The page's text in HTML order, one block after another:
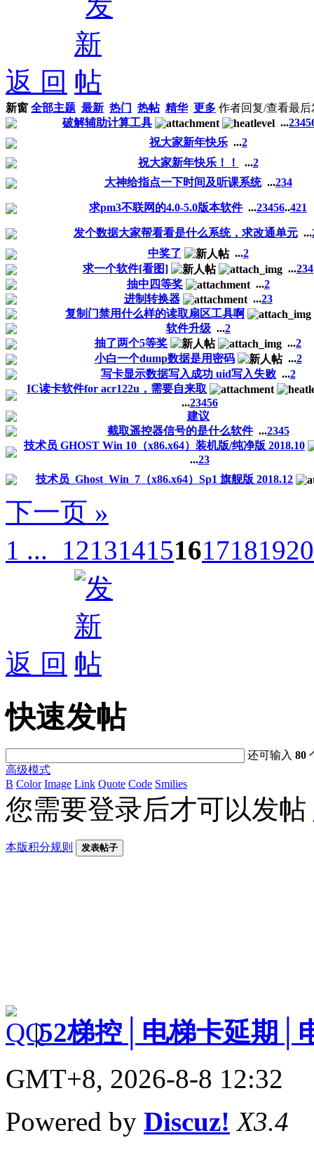
返 回
新窗 全部主题 最新 热门 热帖 精华 更多 作者回复/查看最后
破解辅助计算工具
...2345
祝大家新年快乐 ...2
祝大家新年快乐！！
...2
大神给指点一下时间及听课系统 ...234
求pm3不联网的4.0-5.0版本软件 ...23456..421
发个数据大家帮看看是什么系统，求改通单元 ...
中奖了
...2
求一个软件[看图]
...234
抽中四等奖
...2
进制转换器
...23
复制门禁用什么样的读取扇区工具啊
软件升级 ...2
抽了两个5等奖
...2
小白一个dump数据是用密码
...2
写卡显示数据写入成功 uid写入失败 ...2
IC读卡软件for acr122u，需要自来取
...23456
建议
截取遥控器信号的是什么软件 ...2345
技术员 GHOST Win 10（x86.x64）装机版/纯净版 2018.10
...23
技术员_Ghost_Win_7（x86.x64）Sp1 旗舰版 2018.12
下一页 »
1 ... 121314151617181920
返 回
快速发帖
还可输入80
高级模式
B Color Image Link Quote Code Smilies
您需要登录后才可以发帖
本版积分规则 发表帖子
|52梯控│电梯卡延期│
GMT+8, 2026-8-8 12:32
Powered by Discuz! X3.4